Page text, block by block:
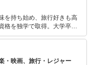
を持ち始め、旅行好きも高
格を独学で取得。大学卒業
と思い旅行会社に就職。 プ
婚・引っ越しを期に退職後
計画してさまざま場所を
・映画、旅行・レジャー